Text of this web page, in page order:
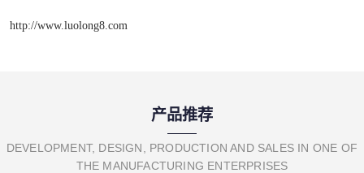
http://www.luolong8.com
产品推荐
DEVELOPMENT, DESIGN, PRODUCTION AND SALES IN ONE OF
THE MANUFACTURING ENTERPRISES